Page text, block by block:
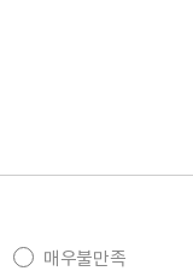
매우불만족